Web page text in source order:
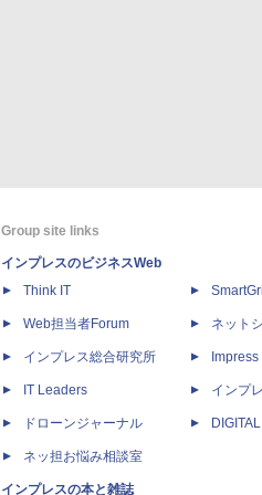
Group site links
インプレスのビジネスWeb
Think IT
Web担当者Forum
インプレス総合研究所
IT Leaders
ドローンジャーナル
ネッ担お悩み相談室
インプレスの本と雑誌
ネット
インプ